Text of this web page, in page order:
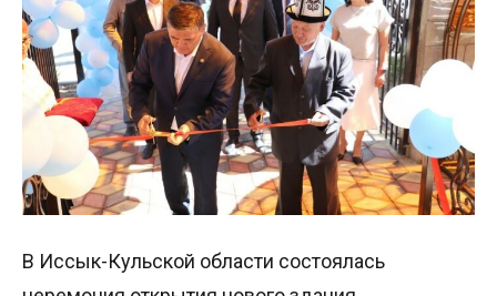
В Иссык-Кульской области состоялась